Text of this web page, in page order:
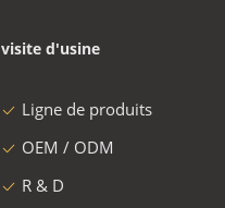
visite d'usine
Ligne de produits
OEM / ODM
R & D